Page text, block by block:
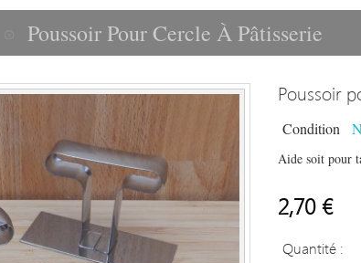
Poussoir Pour Cercle À Pâtisserie
Poussoir
Condition
Aide soit pour
2,70 €
Quantité :